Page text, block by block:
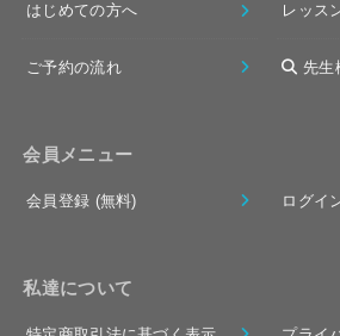
はじめての方へ レッス
ご予約の流れ 先生
会員メニュー
会員登録 (無料) ログイ
私達について